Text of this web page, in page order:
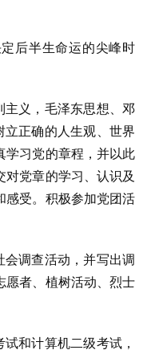
后半生命运的尖峰时
义，毛泽东思想、邓
立正确的人生观、世界
学习党的章程，并以此
党章的学习、认识及
感受。积极参加党团活
调查活动，并写出调
愿者、植树活动、烈士
和计算机二级考试，